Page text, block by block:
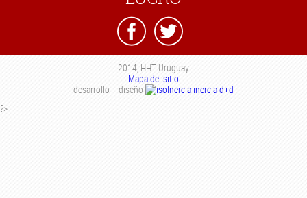
2014, HHT Uruguay
Mapa del sitio
desarrollo + diseño
inercia d+d
?>